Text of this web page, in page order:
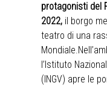
protagonisti del
2022, il borgo
teatro di una
l’Istituto
(INGV) apre le